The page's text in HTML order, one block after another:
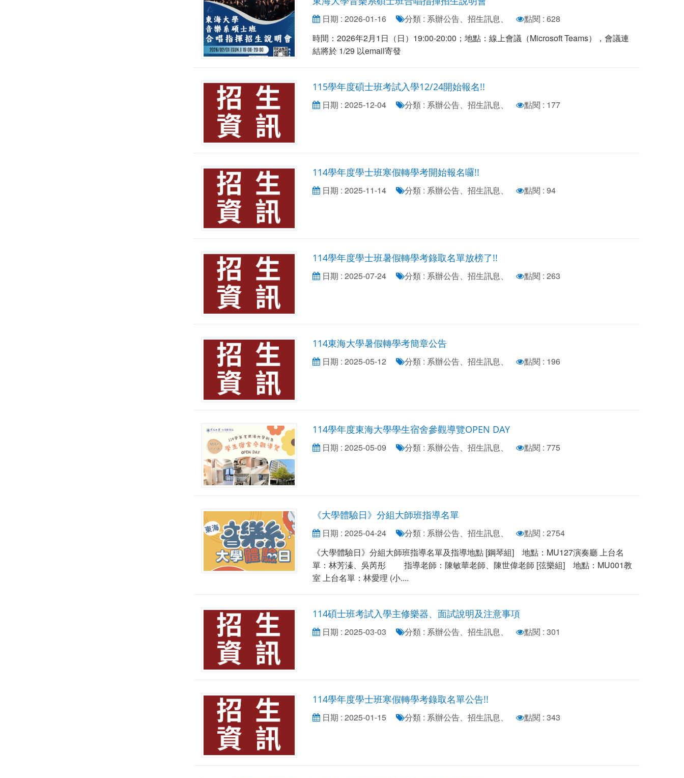
日期 : 2026-01-16 分類 : 系辦公告、招生訊息、
點閱 : 628
時間：2026年2月1日（日）19:00-20:00；地點：線上會議（Microsoft Teams），會議連
結將於 1/29 以email寄發
115學年度碩士班考試入學12/24開始報名!!
日期 : 2025-12-04 分類 : 系辦公告、招生訊息、 點閱 : 177
114學年度學士班寒假轉學考開始報名囉!!
日期 : 2025-11-14 分類 : 系辦公告、招生訊息、 點閱 : 94
114學年度學士班暑假轉學考錄取名單放榜了!!
日期 : 2025-07-24 分類 : 系辦公告、招生訊息、 點閱 : 263
114東海大學暑假轉學考簡章公告
日期 : 2025-05-12 分類 : 系辦公告、招生訊息、 點閱 : 196
114學年度東海大學學生宿舍參觀導覽OPEN DAY
日期 : 2025-05-09 分類 : 系辦公告、招生訊息、 點閱 : 775
《大學體驗日》分組大師班指導名單
日期 : 2025-04-24 分類 : 系辦公告、招生訊息、
點閱 : 2754
《大學體驗日》分組大師班指導名單及指導地點 [鋼琴組] 地點：MU127演奏廳 上台名
單：林芳溱、吳芮彤 指導老師：陳敏華老師、陳世偉老師 [弦樂組] 地點：MU001教
室 上台名單：林愛理 (小....
114碩士班考試入學主修樂器、面試說明及注意事項
日期 : 2025-03-03 分類 : 系辦公告、招生訊息、 點閱 : 301
114學年度學士班寒假轉學考錄取名單公告!!
日期 : 2025-01-15 分類 : 系辦公告、招生訊息、 點閱 : 343